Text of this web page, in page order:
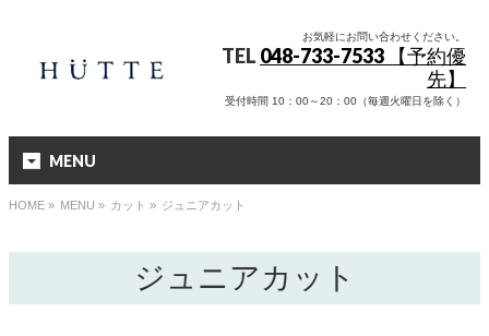
お気軽にお問い合わせください。
TEL 048-733-7533 【予約優
先】
受付時間 10：00～20：00（毎週火曜日を除く）
MENU
HOME » MENU » カット » ジュニアカット
ジュニアカット